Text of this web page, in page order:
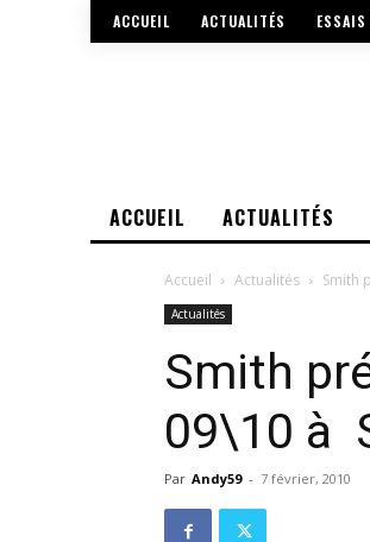
ACCUEIL ACTUALITÉS ESSAIS
ACCUEIL ACTUALITÉS
Accueil Actualités Smith
Actualités
Smith
09\10 à
Par Andy59 - 7 février, 2010